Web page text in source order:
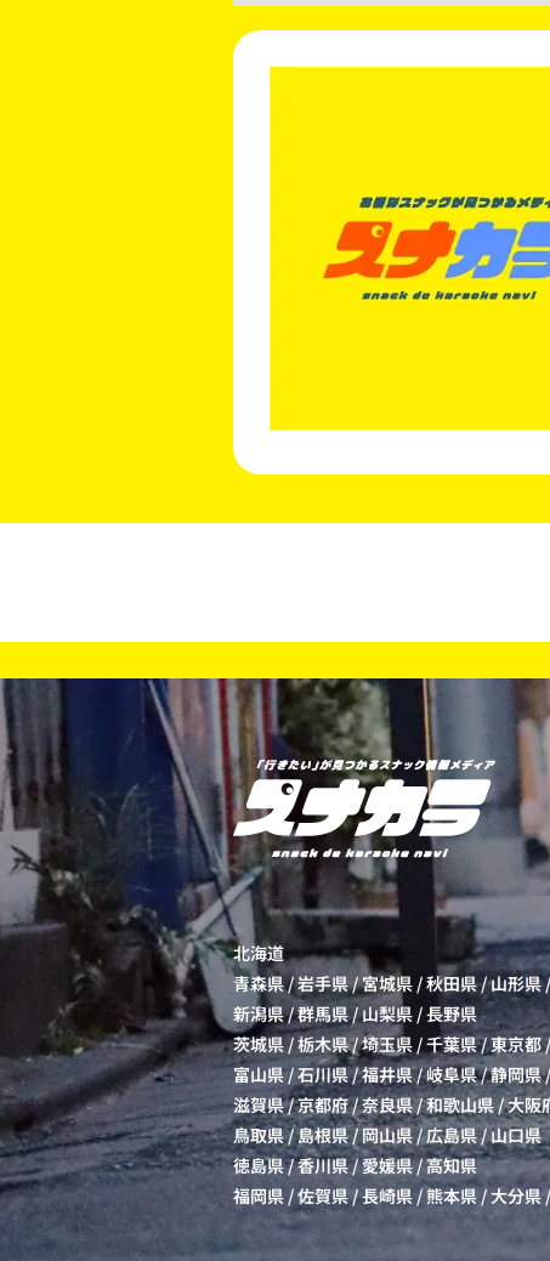
北海道
青森県/岩手県/宮城県 /秋田県/山形県
新潟県/群馬県/山梨県 /長野県
茨城県/栃木県/埼玉県 /千葉県/東京都
富山県/石川県/福井県/岐阜県/静岡県
滋賀県/京都府/奈良県/和歌山県/大阪
鳥取県/島根県/岡山県/広島県/山口県
徳島県/香川県/愛媛県/高知県
福岡県 /佐賀県/長崎県 /熊本県 /大分県/